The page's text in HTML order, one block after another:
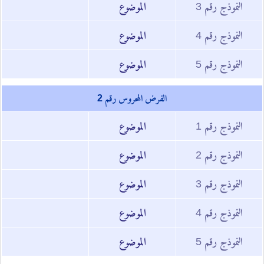
النموذج رقم 3 الموضوع
النموذج رقم 4 الموضوع
النموذج رقم 5 الموضوع
الفرض المحروس رقم 2
النموذج رقم 1 الموضوع
النموذج رقم 2 الموضوع
النموذج رقم 3 الموضوع
النموذج رقم 4 الموضوع
النموذج رقم 5 الموضوع